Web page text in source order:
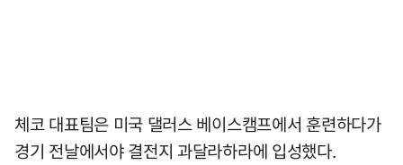
체코 대표팀은 미국 댈러스 베이스캠프에서 훈련하다가
경기 전날에서야 결전지 과달라하라에 입성했다.